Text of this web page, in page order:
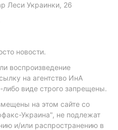
Леси Украинки, 26
новости.
воспроизведение
на агентство ИнА
либо виде строго запрещены.
на этом сайте со
Украина", не подлежат
и/или распространению в